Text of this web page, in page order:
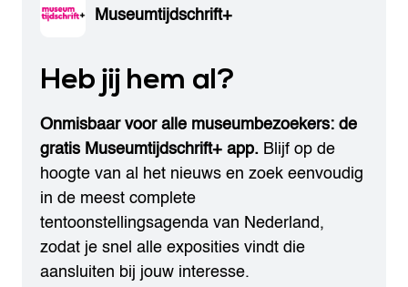
Museumtijdschrift+
Heb jij hem al?
Onmisbaar voor alle museumbezoekers: de
gratis Museumtijdschrift+ app. Blijf op de
hoogte van al het nieuws en zoek eenvoudig
in de meest complete
tentoonstellingsagenda van Nederland,
zodat je snel alle exposities vindt die
aansluiten bij jouw interesse.